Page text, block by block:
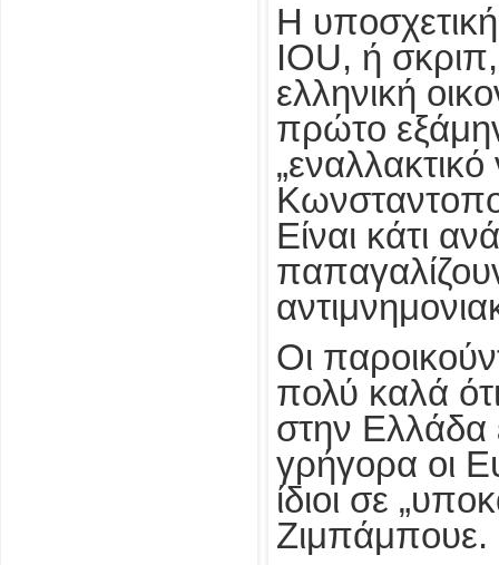
Η
IOU, ή
ελληνική
πρώτο
Είναι κάτι
Οι
πολύ καλά
στην Ελλάδα
γρήγορα οι
ίδιοι σε
Ζιμπάμπουε.